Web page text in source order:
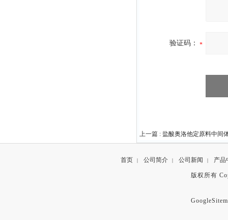
验证码：
上一篇 : 盐酸奥洛他定原料中间
首页 | 公司简介 | 公司新闻 | 产品
版权所有